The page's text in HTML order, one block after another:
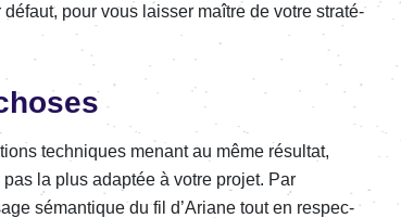
pour vous lais­ser maître de votre stra­té­
tech­niques menant au même résul­tat,
la plus adap­tée à votre projet. Par
séman­tique du fil d’Ariane tout en respec­